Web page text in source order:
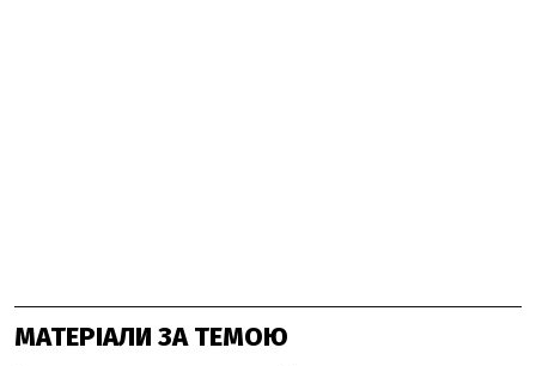
МАТЕРІАЛИ ЗА ТЕМОЮ